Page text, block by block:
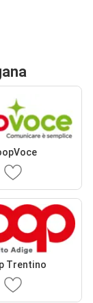
Trentino